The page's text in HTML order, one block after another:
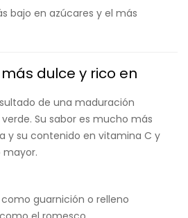
bajo en azúcares y el más
más dulce y rico en
de una maduración
Su sabor es mucho más
y su contenido en vitamina C y
guarnición o relleno